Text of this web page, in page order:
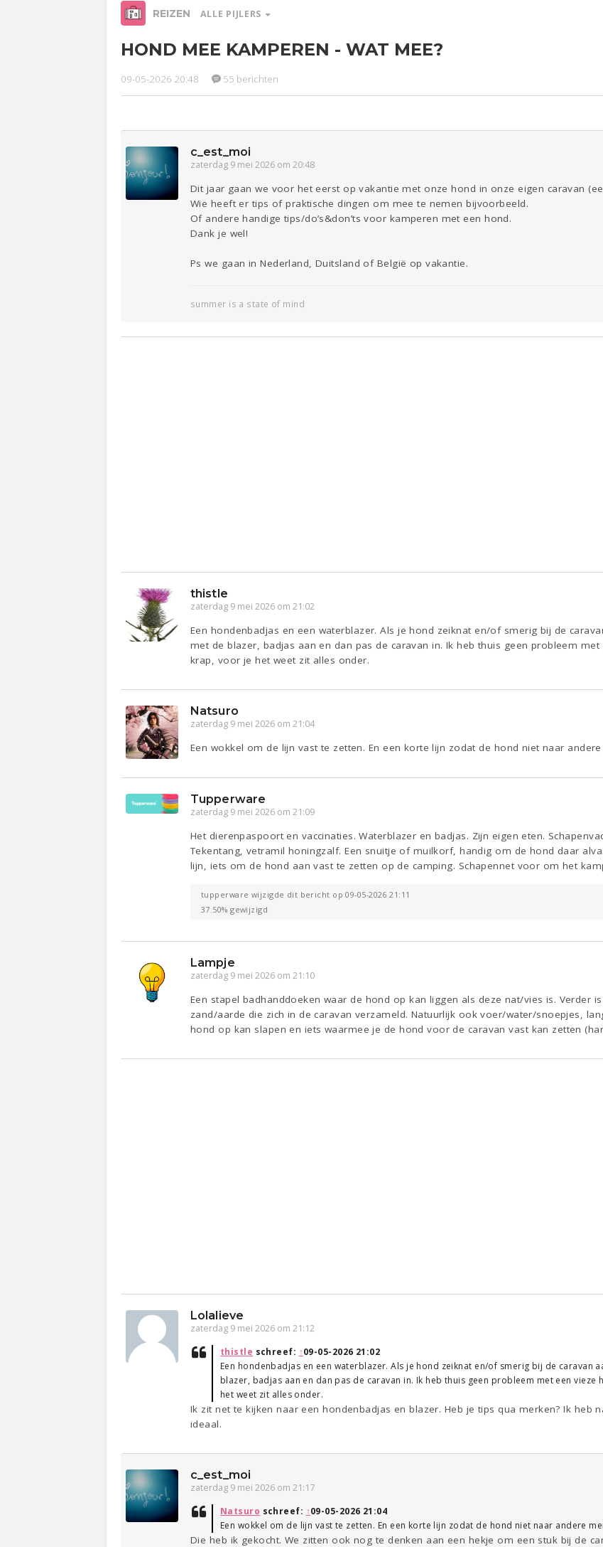
REIZEN ALLE PIJLERS
Beauty
Sport
HOND MEE KAMPEREN - WAT MEE?
09-05-2026 20:48 55 berichten
c_est_moi
zaterdag 9 mei 2026 om 20:48
Dit jaar gaan we voor het eerst op vakantie met onze hond in onze eigen caravan
Wie heeft er tips of praktische dingen om mee te nemen bijvoorbeeld.
Of andere handige tips/do’s&don’ts voor kamperen met een hond.
Dank je wel!
Ps we gaan in Nederland, Duitsland of België op vakantie.
summer is a state of mind
thistle
zaterdag 9 mei 2026 om 21:02
Een hondenbadjas en een waterblazer. Als je hond zeiknat en/of smerig bij de
met de blazer, badjas aan en dan pas de caravan in. Ik heb thuis geen probleem
krap, voor je het weet zit alles onder.
Natsuro
zaterdag 9 mei 2026 om 21:04
Een wokkel om de lijn vast te zetten. En een korte lijn zodat de hond niet naar
Tupperware
zaterdag 9 mei 2026 om 21:09
Het dierenpaspoort en vaccinaties. Waterblazer en badjas. Zijn eigen eten.
Tekentang, vetramil honingzalf. Een snuitje of muilkorf, handig om de hond daar
lijn, iets om de hond aan vast te zetten op de camping. Schapennet voor om het
tupperware wijzigde dit bericht op 09-05-2026 21:11
37.50% gewijzigd
Lampje
zaterdag 9 mei 2026 om 21:10
Een stapel badhanddoeken waar de hond op kan liggen als deze nat/vies is. Verder
zand/aarde die zich in de caravan verzameld. Natuurlijk ook voer/water/snoepjes,
hond op kan slapen en iets waarmee je de hond voor de caravan vast kan zetten
Lolalieve
zaterdag 9 mei 2026 om 21:12
thistle schreef: ↑09-05-2026 21:02
Een hondenbadjas en een waterblazer. Als je hond zeiknat en/of smerig bij de caravan
blazer, badjas aan en dan pas de caravan in. Ik heb thuis geen probleem met een
het weet zit alles onder.
Ik zit net te kijken naar een hondenbadjas en blazer. Heb je tips qua merken? Ik heb
ideaal.
c_est_moi
zaterdag 9 mei 2026 om 21:17
Natsuro schreef: ↑09-05-2026 21:04
Een wokkel om de lijn vast te zetten. En een korte lijn zodat de hond niet naar andere
Die heb ik gekocht. We zitten ook nog te denken aan een hekje om een stuk bij de